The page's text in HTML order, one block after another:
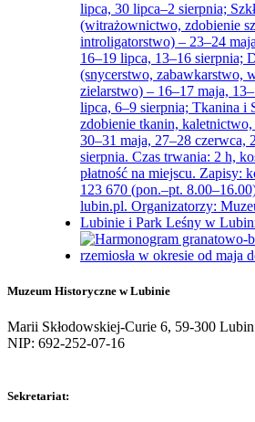
Muzeum Historyczne w Lubinie
Marii Skłodowskiej-Curie 6, 59-300 Lubin
NIP: 692-252-07-16
Sekretariat: